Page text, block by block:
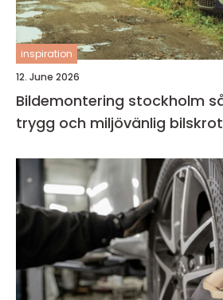
inspiration
12. June 2026
Bildemontering stockholm så fungerar en
trygg och miljövänlig bilskrot